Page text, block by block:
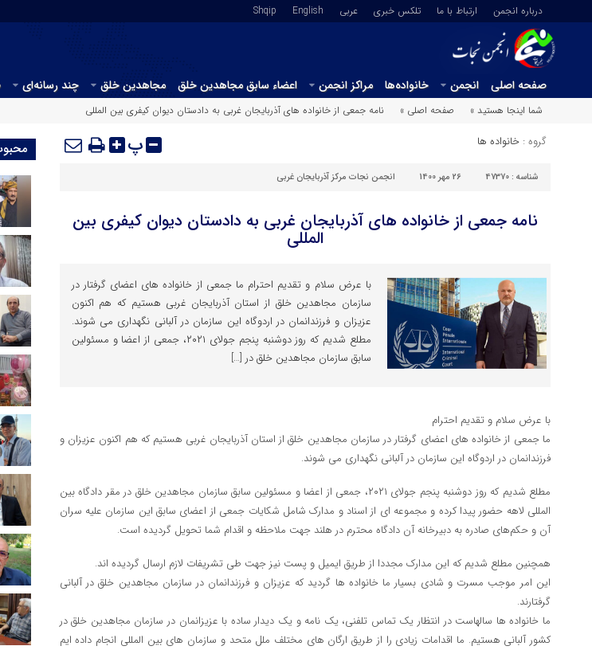
درباره انجمن ارتباط با ما تلکس خبری عربي English
Shqip
صفحه اصلی انجمن خانواده‌ها مراکز انجمن اعضاء سابق مجاهدین خلق مجاهدین خلق چند رسانه‌ای
شما اینجا هستید »
صفحه اصلی » نامه جمعی از خانواده های آذربایجان غربی به دادستان دیوان کیفری بین المللی
گروه : خانواده ها پ
شناسه : 47370 26 مهر 1400 انجمن نجات مرکز آذربایجان غربی
نامه جمعی از خانواده های آذربایجان غربی به دادستان دیوان کیفری بین
المللی
با عرض سلام و تقدیم احترام ما جمعی از خانواده های اعضای گرفتار در
سازمان مجاهدین خلق از استان آذربایجان غربی هستیم که هم اکنون
عزیزان و فرزندانمان در اردوگاه این سازمان در آلبانی نگهداری می شوند.
مطلع شدیم که روز دوشنبه پنجم جولای ۲۰۲۱، جمعی از اعضا و مسئولین
سابق سازمان مجاهدین خلق در […]
با عرض سلام و تقدیم احترام
ما جمعی از خانواده های اعضای گرفتار در سازمان مجاهدین خلق از استان آذربایجان غربی هستیم که هم اکنون عزیزان و
فرزندانمان در اردوگاه این سازمان در آلبانی نگهداری می شوند.
مطلع شدیم که روز دوشنبه پنجم جولای ۲۰۲۱، جمعی از اعضا و مسئولین سابق سازمان مجاهدین خلق در مقر دادگاه بین
المللی لاهه حضور پیدا کرده و مجموعه ای از اسناد و مدارک شامل شکایات جمعی از اعضای سابق این سازمان علیه سران
آن و حکم‌های صادره به دبیرخانه آن دادگاه محترم در هلند جهت ملاحظه و اقدام شما تحویل گردیده است.
همچنین مطلع شدیم که این مدارک مجددا از طریق ایمیل و پست نیز جهت طی تشریفات لازم ارسال گردیده اند.
این امر موجب مسرت و شادی بسیار ما خانواده ها گردید که عزیزان و فرزندانمان در سازمان مجاهدین خلق در آلبانی
گرفتارند.
ما خانواده ها سالهاست در انتظار یک تماس تلفنی، یک نامه و یک دیدار ساده با عزیزانمان در سازمان مجاهدین خلق در
کشور آلبانی هستیم. ما اقدامات زیادی را از طریق ارگان های مختلف ملل متحد و سازمان های بین المللی انجام داده ایم